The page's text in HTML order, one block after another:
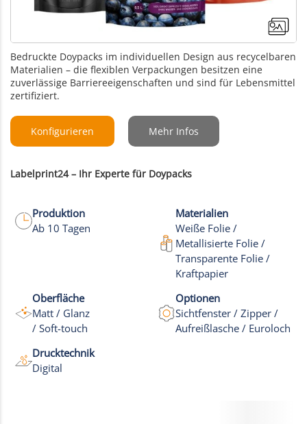
+17
Bedruckte Doypacks im individuellen Design aus recycelbaren
Materialien – die flexiblen Verpackungen besitzen eine
zuverlässige Barriereeigenschaften und sind für Lebensmittel
zertifiziert.
Konfigurieren Mehr Infos
Labelprint24 – Ihr Experte für Doypacks
Produktion
Ab 10 Tagen
Materialien
Weiße Folie /
Metallisierte Folie /
Transparente Folie /
Kraftpapier
Oberfläche
Matt / Glanz
/ Soft-touch
Optionen
Sichtfenster / Zipper /
Aufreißlasche / Euroloch
Drucktechnik
Digital